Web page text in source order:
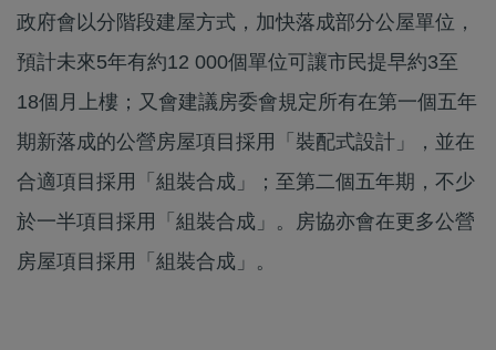
政府會以分階段建屋方式，加快落成部分公屋單位，
預計未來5年有約12 000個單位可讓市民提早約3至
18個月上樓；又會建議房委會規定所有在第一個五年
期新落成的公營房屋項目採用「裝配式設計」，並在
合適項目採用「組裝合成」；至第二個五年期，不少
於一半項目採用「組裝合成」。房協亦會在更多公營
房屋項目採用「組裝合成」。